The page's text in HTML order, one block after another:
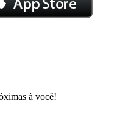
à você!